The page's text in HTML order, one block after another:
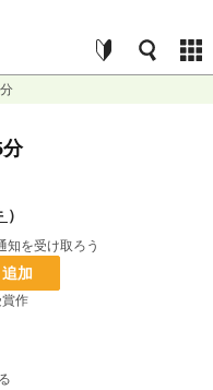
）
知を受け取ろう
加
作